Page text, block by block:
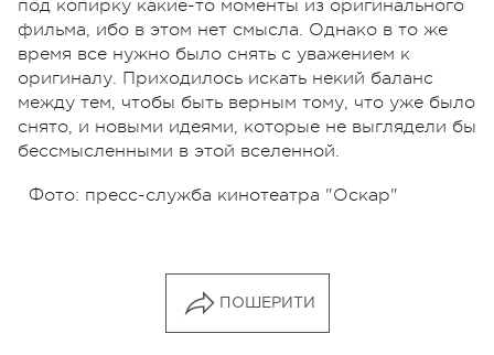
под копирку какие-то моменты из оригинального
фильма, ибо в этом нет смысла. Однако в то же
время все нужно было снять с уважением к
оригиналу. Приходилось искать некий баланс
между тем, чтобы быть верным тому, что уже было
снято, и новыми идеями, которые не выглядели бы
бессмысленными в этой вселенной.
Фото: пресс-служба кинотеатра "Оскар"
ПОШЕРИТИ